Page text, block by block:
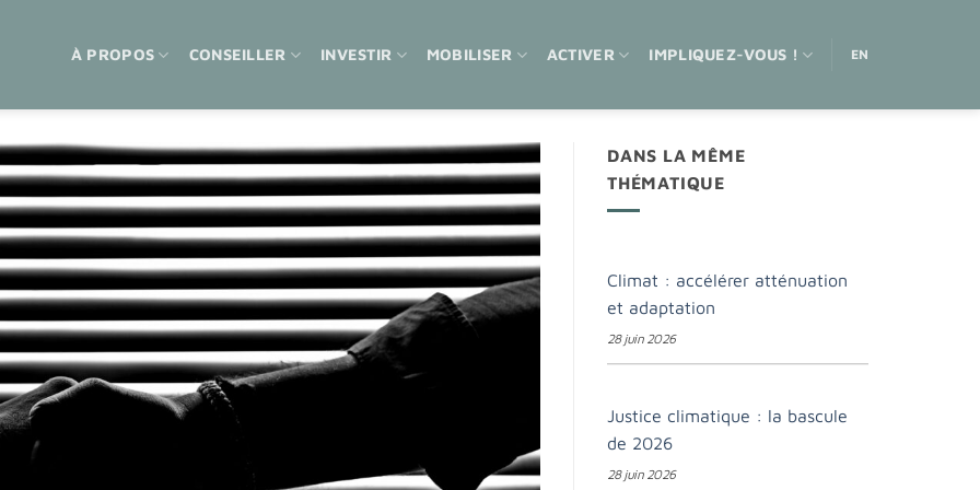
À PROPOS CONSEILLER INVESTIR MOBILISER ACTIVER IMPLIQUEZ-VOUS ! EN
DANS LA MÊME
THÉMATIQUE
Climat : accélérer atténuation
et adaptation
28 juin 2026
Justice climatique : la bascule
de 2026
28 juin 2026